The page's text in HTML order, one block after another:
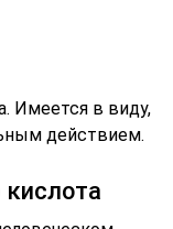
Имеется в виду,
действием.